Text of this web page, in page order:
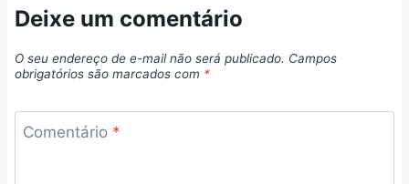
Deixe um comentário
O seu endereço de e-mail não será publicado. Campos
obrigatórios são marcados com *
Comentário *